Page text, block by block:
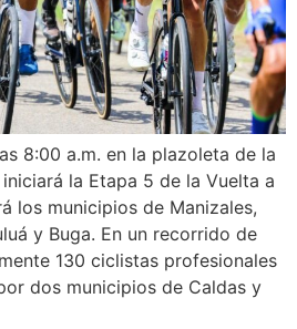
8:00 a.m. en la plazoleta de la
la Etapa 5 de la Vuelta a
los municipios de Manizales,
y Buga. En un recorrido de
130 ciclistas profesionales
dos municipios de Caldas y